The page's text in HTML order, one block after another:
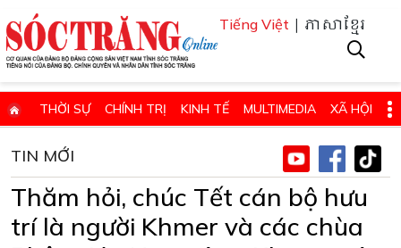
Tiếng Việt | ភាសាខ្មែរ
THỜI SỰ CHÍNH TRỊ KINH TẾ MULTIMEDIA XÃ HỘI
GIÁO DỤC - KHOA HỌC & CÔNG NGHỆ
QUỐC PHÒNG - AN NINH QUỐC TẾ SỨC KHỎE VÀ ĐỜI SỐNG
VĂN HÓA - THỂ THAO - DU LỊCH CHUYÊN ĐỀ
ĐIỂM BÁO - TIN VẮN ĐỊA PHƯƠNG THÔNG TIN CẦN BIẾT
TIN MỚI
Thăm hỏi, chúc Tết cán bộ hưu
trí là người Khmer và các chùa